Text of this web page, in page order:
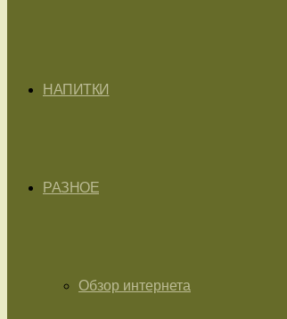
НАПИТКИ
РАЗНОЕ
Обзор интернета